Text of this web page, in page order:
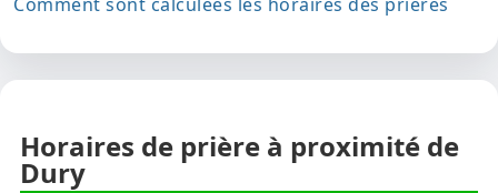
Comment sont calculées les horaires des prières
Horaires de prière à proximité de
Dury